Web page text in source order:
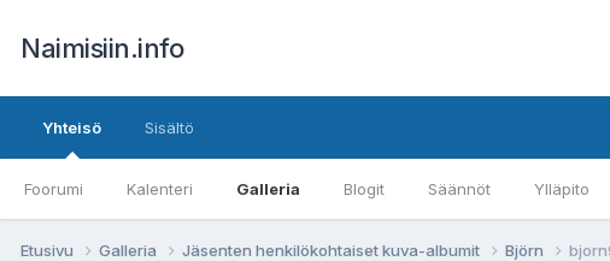
Naimisiin.info
Yhteisö
Foorumi Kalenteri Galleria Blogit Säännöt Ylläpito
Sisältö
Etusivu Galleria Jäsenten henkilökohtaiset kuva-albumit Björn